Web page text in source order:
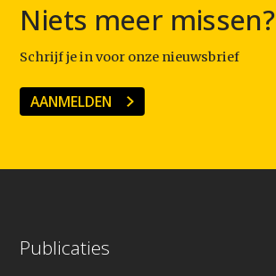
Niets meer missen?
Schrijf je in voor onze nieuwsbrief
AANMELDEN
Publicaties